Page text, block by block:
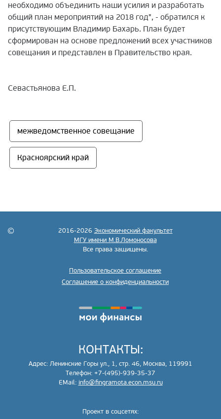
необходимо объединить наши усилия и разработать
общий план мероприятий на 2018 год", - обратился к
присутствующим Владимир Бахарь. План будет
сформирован на основе предложений всех участников
совещания и представлен в Правительство края.
Севастьянова Е.П.
межведомственное совещание
Красноярский край
2016-2026 Экономический факультет
МГУ имени М.В.Ломоносова
Все права защищены.
Пользовательское соглашение
Соглашение о конфиденциальности
КОНТАКТЫ:
Адрес: Ленинские Горы ул., 1, стр. 46, Москва, 119991
Телефон: +7-(495)-939-35-37
EMail: info@fingramota.econ.msu.ru
Проект в соцсетях: